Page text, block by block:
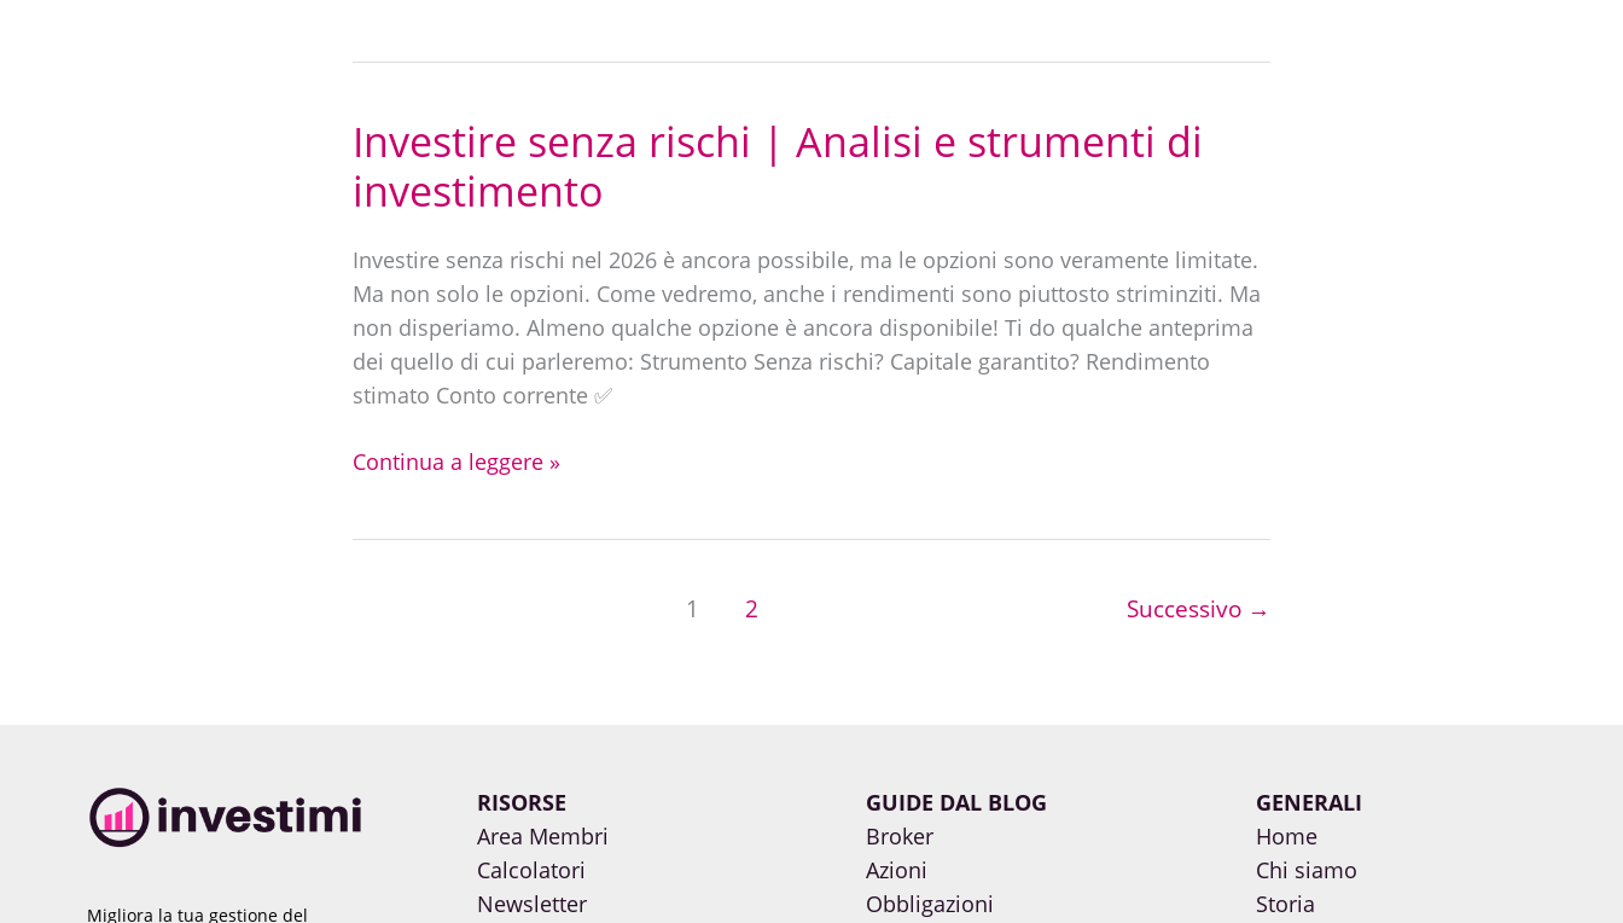
Investire senza rischi | Analisi e strumenti di
investimento
Investire senza rischi nel 2026 è ancora possibile, ma le opzioni sono veramente limitate.
Ma non solo le opzioni. Come vedremo, anche i rendimenti sono piuttosto striminziti. Ma
non disperiamo. Almeno qualche opzione è ancora disponibile! Ti do qualche anteprima
dei quello di cui parleremo: Strumento Senza rischi? Capitale garantito? Rendimento
stimato Conto corrente ✅
Investire
senza
rischi
Analisi
e
strumenti
di
investimento
Continua a leggere »
1 2 Successivo →
Migliora la tua gestione del
RISORSE
Area Membri
Calcolatori
Newsletter
GUIDE DAL BLOG
Broker
Azioni
Obbligazioni
GENERALI
Home
Chi siamo
Storia